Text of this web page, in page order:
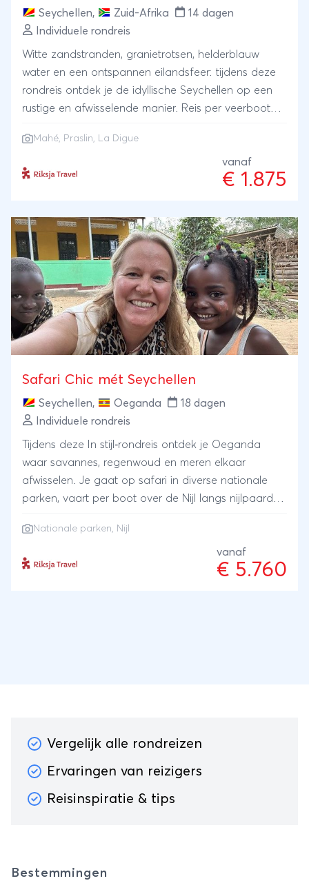
Seychellen, Zuid-Afrika
14 dagen
Individuele rondreis
Witte zandstranden, granietrotsen, helderblauw
water en een ontspannen eilandsfeer: tijdens deze
rondreis ontdek je de idyllische Seychellen op een
rustige en afwisselende manier. Reis per veerboot
neem vooral de tijd om te genieten. Fiets langs
verborgen baaien, peddel in een glazen kajak langs
de kust, proef de Creoolse keuken en bepaal
helemaal niets wilt doen.
Mahé, Praslin, La Digue
vanaf
€ 1.875
Safari Chic mét Seychellen
Seychellen, Oeganda
18 dagen
Individuele rondreis
Tijdens deze In stijl‑rondreis ontdek je Oeganda
waar savannes, regenwoud en meren elkaar
afwisselen. Je gaat op safari in diverse nationale
parken, vaart per boot over de Nijl langs nijlpaarden
tijdens de gorillatrekking in het dichte woud. Je
overnacht in kleinschalige accommodaties met een
rustige ligging en extra aandacht voor comfort en
Nationale parken, Nijl
vanaf
€ 5.760
Vergelijk alle rondreizen
Ervaringen van reizigers
Reisinspiratie & tips
Bestemmingen